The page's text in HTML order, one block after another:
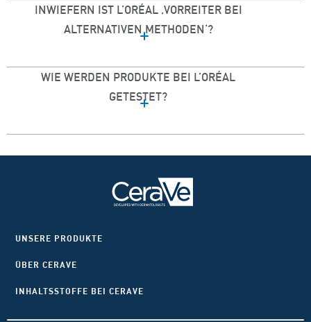
INWIEFERN IST L’ORÉAL ‚VORREITER BEI
ALTERNATIVEN METHODEN‘?
WIE WERDEN PRODUKTE BEI L’ORÉAL
GETESTET?
UNSERE PRODUKTE
ÜBER CERAVE
INHALTSSTOFFE BEI CERAVE